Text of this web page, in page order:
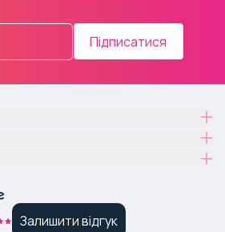
Підписатися
Залишити відгук